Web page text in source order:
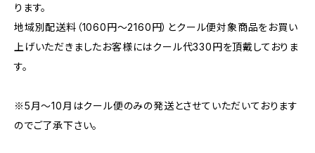
ります。
地域別配送料（1060円～2160円）とクール便対象商品をお買い
上げいただきましたお客様にはクール代330円を頂戴しておりま
す。
※5月～10月はクール便のみの発送とさせていただいております
のでご了承下さい。